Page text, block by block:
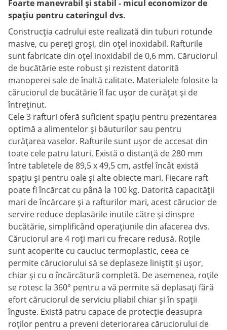
Foarte manevrabil și stabil - micul economizor de
spațiu pentru cateringul dvs.
Construcția cadrului este realizată din tuburi rotunde
masive, cu pereți groși, din oțel inoxidabil. Rafturile
sunt fabricate din oțel inoxidabil de 0,6 mm. Căruciorul
de bucătărie este robust și rezistent datorită
manoperei sale de înaltă calitate. Materialele folosite la
căruciorul de bucătărie îl fac ușor de curățat și de
întreținut.
Cele 3 rafturi oferă suficient spațiu pentru prezentarea
optimă a alimentelor și băuturilor sau pentru
curățarea vaselor. Rafturile sunt ușor de accesat din
toate cele patru laturi. Există o distanță de 280 mm
între tabletele de 89,5 x 49,5 cm, astfel încât există
spațiu și pentru oale și alte obiecte mari. Fiecare raft
poate fi încărcat cu până la 100 kg. Datorită capacității
mari de încărcare și a rafturilor mari, acest cărucior de
servire reduce deplasările inutile către și dinspre
bucătărie, simplificând operațiunile din afacerea dvs.
Căruciorul are 4 roți mari cu frecare redusă. Roțile
sunt acoperite cu cauciuc termoplastic, ceea ce
permite căruciorului să se deplaseze liniștit și ușor,
chiar și cu o încărcătură completă. De asemenea, roțile
se rotesc la 360° pentru a vă permite să deplasați fără
efort căruciorul de serviciu pliabil chiar și în spații
înguste. Există patru capace de protecție deasupra
roților pentru a preveni deteriorarea căruciorului de